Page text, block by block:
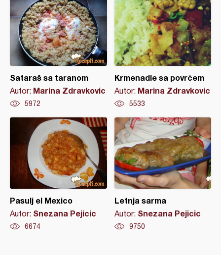
Sataraš sa taranom
Autor: Marina Zdravkovic
5972
Krmenadle sa povrćem
Autor: Marina Zdravkovic
5533
Pasulj el Mexico
Autor: Snezana Pejicic
6674
Letnja sarma
Autor: Snezana Pejicic
9750